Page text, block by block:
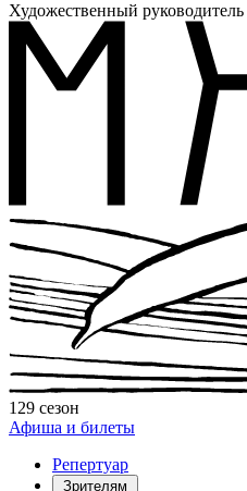
Художественный руководитель
129 сезон
Афиша и билеты
Репертуар
Зрителям